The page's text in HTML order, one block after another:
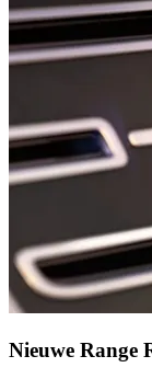
Nieuwe Range